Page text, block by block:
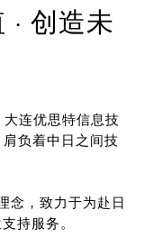
· 创造未
连优思特信息技
负着中日之间技
念，致力于为赴日
持服务。